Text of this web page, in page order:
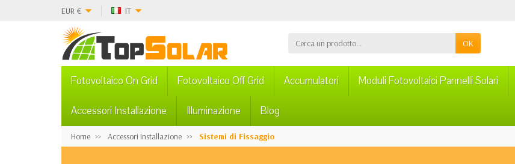
EUR € IT
OK
Fotovoltaico On Grid Fotovoltaico Off Grid Accumulatori Moduli Fotovoltaici Pannelli Solari
Accessori Installazione Illuminazione Blog
Home Accessori Installazione Sistemi di Fissaggio